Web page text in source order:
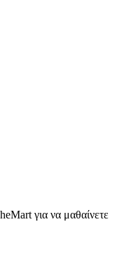
για να μαθαίνετε